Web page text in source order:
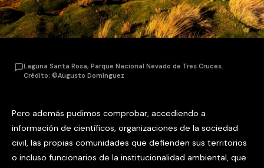
Laguna Santa Rosa, Parque Nacional Nevado de Tres Cruces.
Crédito: ©Augusto Domínguez
Pero además pudimos comprobar, accediendo a
información de científicos, organizaciones de la sociedad
civil, las propias comunidades que defienden sus territorios
o incluso funcionarios de la institucionalidad ambiental, que